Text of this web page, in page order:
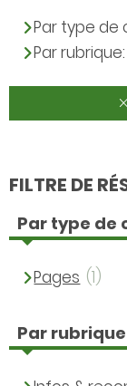
Par type de
Par
FILTRE DE
Par type de
Pages (1)
Par rubrique